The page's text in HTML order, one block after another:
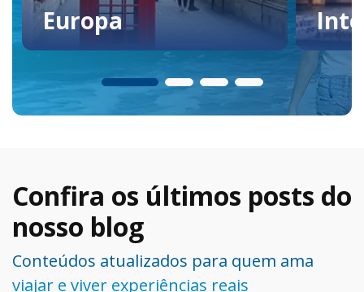
Europa
Seguro
Confira os últimos posts do
nosso blog
Conteúdos atualizados para quem ama
viajar e viver experiências reais